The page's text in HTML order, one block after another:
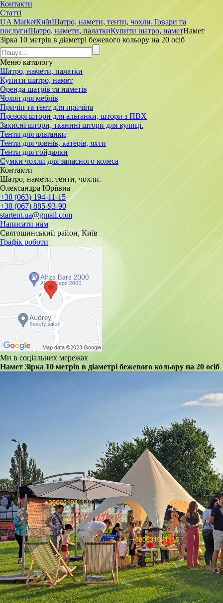
Контакти
Статті
UA MarketКиївШатро, намети, тенти, чохли.Товари та
послугиШатро, намети, палаткиКупити шатро, наметНамет
Зірка 10 метрів в діаметрі бежевого кольору на 20 осіб
Менюкаталогу
Шатро, намети, палатки
Купити шатро, намет
Оренда шатрів та наметів
Чохол для меблів
Причіп та тент для причіпа
Прозорі штори для альтанки, штори з ПВХ
Захисні штори, тканині штори для вулиці.
Тенти для альтанки
Тенти для човнів, катерів, яхти
Тенти для гойдалки
Сумки чохли для запасного колеса
Контакти
Шатро, намети, тенти, чохли.
Олександра Юріївна
+38 (063) 194-11-15
+38 (067) 885-93-90
startent.ua@gmail.com
Написати нам
Святошинський район, Київ
Графік роботи
Ми в соціальних мережах
Намет Зірка 10 метрів в діаметрі бежевого кольору на 20 осіб